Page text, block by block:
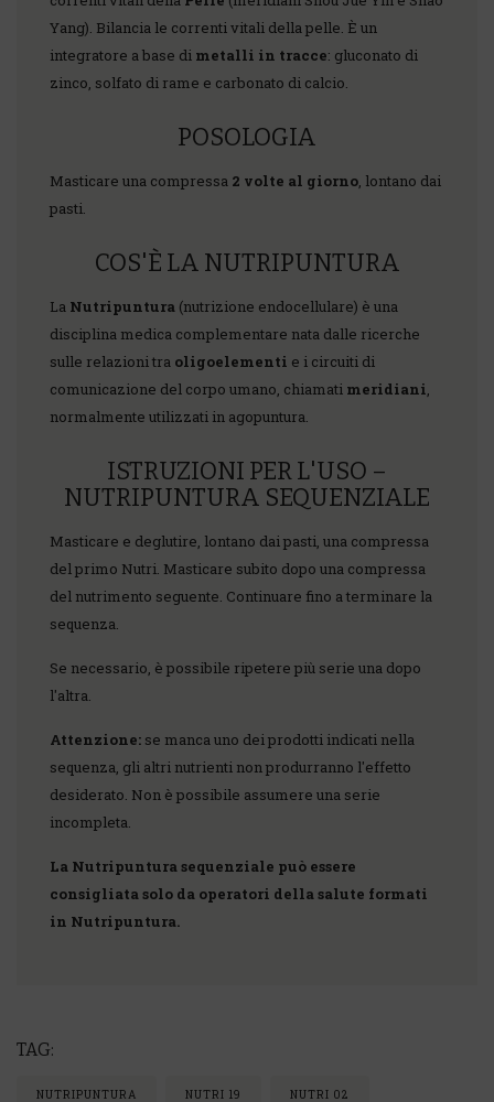
Yang). Bilancia le correnti vitali della pelle. È un
integratore a base di metalli in tracce: gluconato di
zinco, solfato di rame e carbonato di calcio.
POSOLOGIA
Masticare una compressa 2 volte al giorno, lontano dai
pasti.
COS'È LA NUTRIPUNTURA
La Nutripuntura (nutrizione endocellulare) è una
disciplina medica complementare nata dalle ricerche
sulle relazioni tra oligoelementi e i circuiti di
comunicazione del corpo umano, chiamati meridiani,
normalmente utilizzati in agopuntura.
ISTRUZIONI PER L'USO –
NUTRIPUNTURA SEQUENZIALE
Masticare e deglutire, lontano dai pasti, una compressa
del primo Nutri. Masticare subito dopo una compressa
del nutrimento seguente. Continuare fino a terminare la
sequenza.
Se necessario, è possibile ripetere più serie una dopo
l'altra.
Attenzione: se manca uno dei prodotti indicati nella
sequenza, gli altri nutrienti non produrranno l'effetto
desiderato. Non è possibile assumere una serie
incompleta.
La Nutripuntura sequenziale può essere
consigliata solo da operatori della salute formati
in Nutripuntura.
TAG:
NUTRIPUNTURA NUTRI 19 NUTRI 02